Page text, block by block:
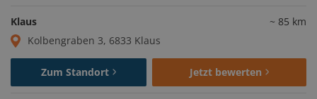
Klaus ~ 85 km
Kolbengraben 3, 6833 Klaus
Zum Standort Jetzt bewerten